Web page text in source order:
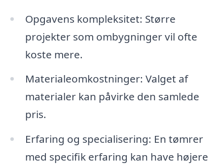
Opgavens kompleksitet: Større
projekter som ombygninger vil ofte
koste mere.
Materialeomkostninger: Valget af
materialer kan påvirke den samlede
pris.
Erfaring og specialisering: En tømrer
med specifik erfaring kan have højere